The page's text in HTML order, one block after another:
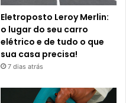
Eletroposto Leroy Merlin:
o lugar do seu carro
elétrico e de tudo o que
sua casa precisa!
7 dias atrás